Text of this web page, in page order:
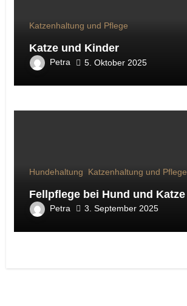
Katzenhaltung und Pflege
Katze und Kinder
Petra 5. Oktober 2025
Hundehaltung Katzenhaltung und Pflege
Fellpflege bei Hund und Katze
Petra 3. September 2025